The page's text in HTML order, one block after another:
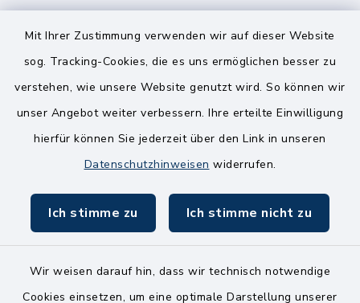
Mit Ihrer Zustimmung verwenden wir auf dieser Website
sog. Tracking-Cookies, die es uns ermöglichen besser zu
verstehen, wie unsere Website genutzt wird. So können wir
unser Angebot weiter verbessern. Ihre erteilte Einwilligung
hierfür können Sie jederzeit über den Link in unseren
Datenschutzhinweisen widerrufen.
Ich stimme zu Ich stimme nicht zu
Wir weisen darauf hin, dass wir technisch notwendige
Cookies einsetzen, um eine optimale Darstellung unserer
8.00-12.00 Uhr
14.00-18.00 Uhr
Freitag
8.00-11.00 Uhr
Kontakt